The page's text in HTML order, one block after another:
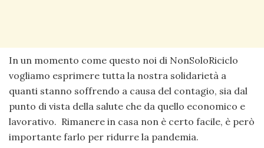
In un momento come questo noi di NonSoloRiciclo
vogliamo esprimere tutta la nostra solidarietà a
quanti stanno soffrendo a causa del contagio, sia dal
punto di vista della salute che da quello economico e
lavorativo. Rimanere in casa non è certo facile, è però
importante farlo per ridurre la pandemia.